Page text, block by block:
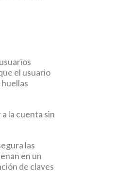
el usuario
la cuenta sin
las
en un
de claves